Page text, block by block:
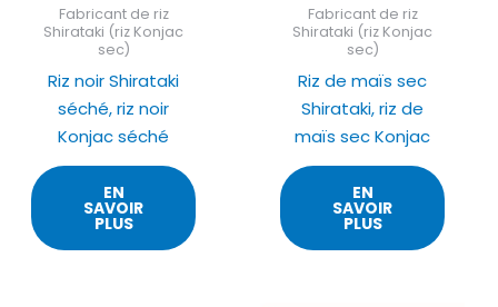
Fabricant de riz
Shirataki (riz Konjac
sec)
Riz noir Shirataki
séché, riz noir
Konjac séché
EN
SAVOIR
PLUS
Fabricant de riz
Shirataki (riz Konjac
sec)
Riz de maïs sec
Shirataki, riz de
maïs sec Konjac
EN
SAVOIR
PLUS